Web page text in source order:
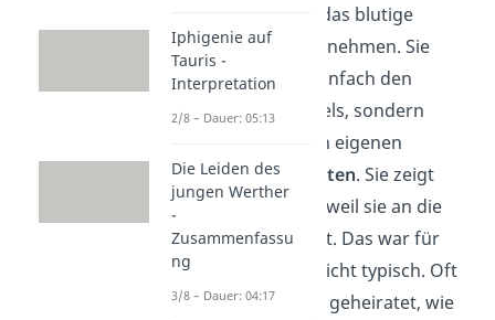
wurden, kann sie das blutige
Geschenk nicht annehmen. Sie
folgt dabei nicht einfach den
Wünschen des Adels, sondern
handelt nach ihren eigenen
Gefühlen und Werten. Sie zeigt
diese Werte auch, weil sie an die
wahre Liebe glaubt. Das war für
den Adel damals nicht typisch. Oft
wurde strategisch geheiratet, wie
Iphigenie auf
Tauris -
Interpretation
2/8 – Dauer: 05:13
Die Leiden des
jungen Werther
-
Zusammenfassu
ng
3/8 – Dauer: 04:17